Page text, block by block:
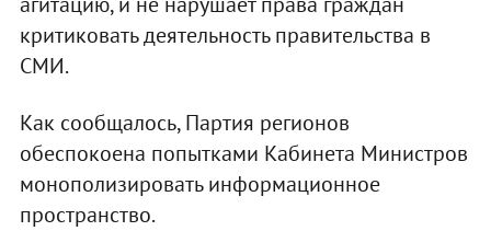
критиковать деятельность правительства в
СМИ.
Как сообщалось, Партия регионов
обеспокоена попытками Кабинета Министров
монополизировать информационное
пространство.